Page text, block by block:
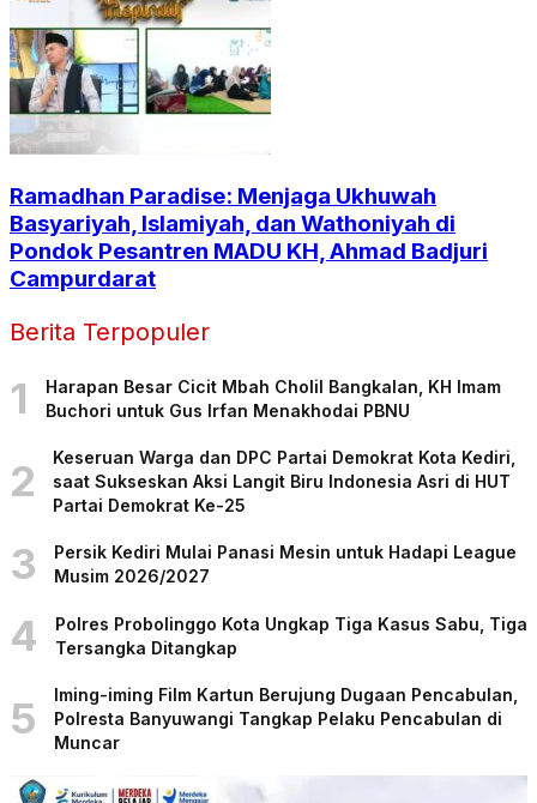
Ramadhan Paradise: Menjaga Ukhuwah
Basyariyah, Islamiyah, dan Wathoniyah di
Pondok Pesantren MADU KH, Ahmad Badjuri
Campurdarat
Berita Terpopuler
1
Harapan Besar Cicit Mbah Cholil Bangkalan, KH Imam
Buchori untuk Gus Irfan Menakhodai PBNU
2
Keseruan Warga dan DPC Partai Demokrat Kota Kediri,
saat Sukseskan Aksi Langit Biru Indonesia Asri di HUT
Partai Demokrat Ke-25
3
Persik Kediri Mulai Panasi Mesin untuk Hadapi League
Musim 2026/2027
4
Polres Probolinggo Kota Ungkap Tiga Kasus Sabu, Tiga
Tersangka Ditangkap
5
Iming-iming Film Kartun Berujung Dugaan Pencabulan,
Polresta Banyuwangi Tangkap Pelaku Pencabulan di
Muncar